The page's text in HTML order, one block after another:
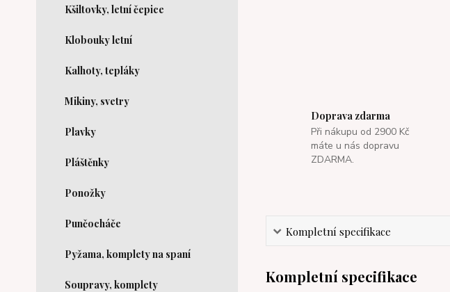
Kšiltovky, letní čepice
Klobouky letní
Kalhoty, tepláky
Mikiny, svetry
Plavky
Pláštěnky
Ponožky
Punčocháče
Pyžama, komplety na spaní
Soupravy, komplety
Doprava zdarma
Při nákupu od 2900 Kč
máte u nás dopravu
ZDARMA.
Kompletní specifikace
Kompletní specifikace